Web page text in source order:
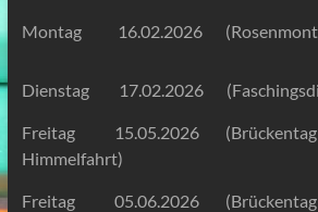
Montag 16.02.2026
Dienstag 17.02.2026
Freitag 15.05.2026 (Brückentag
Himmelfahrt)
Freitag 05.06.2026 (Brückentag